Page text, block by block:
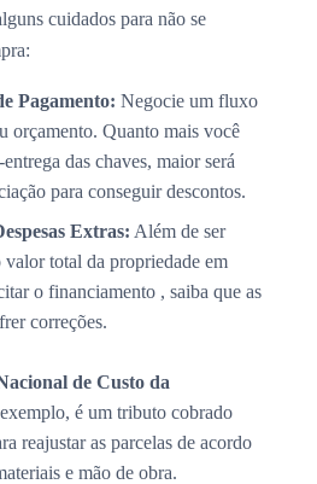
cuidados para não se
Pagamento: Negocie um fluxo
orçamento. Quanto mais você
das chaves, maior será
para conseguir descontos.
Extras: Além de ser
total da propriedade em
o financiamento , saiba que as
correções.
de Custo da
é um tributo cobrado
reajustar as parcelas de acordo
e mão de obra.